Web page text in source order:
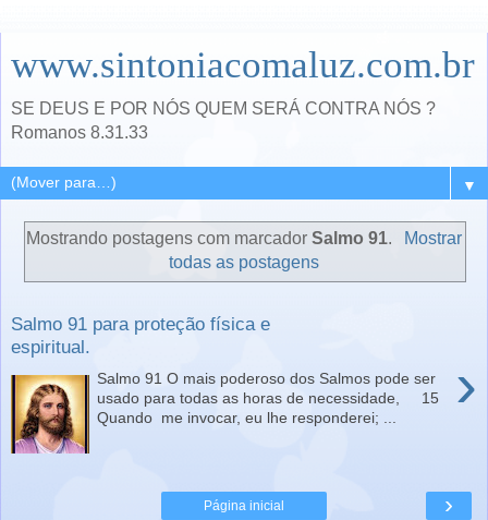
www.sintoniacomaluz.com.br
SE DEUS E POR NÓS QUEM SERÁ CONTRA NÓS ?
Romanos 8.31.33
▼
Mostrando postagens com marcadorSalmo 91.
Mostrar
todas as postagens
Salmo 91 para proteção física e
espiritual.
›
Salmo 91 O mais poderoso dos Salmos pode ser
usado para todas as horas de necessidade, 15
Quando me invocar, eu lhe responderei; ...
›
Página inicial